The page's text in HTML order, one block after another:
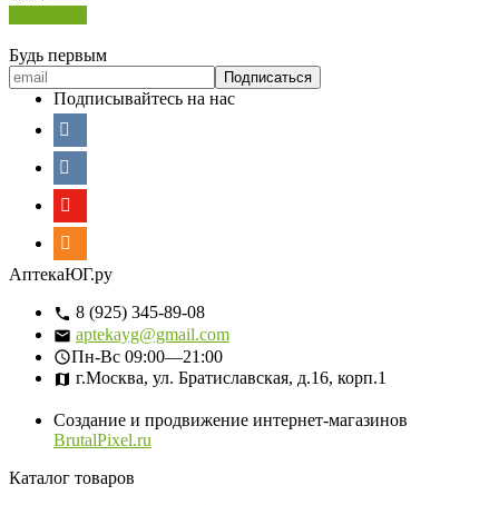
Будь первым
Подписывайтесь на нас
АптекаЮГ.ру
8 (925) 345-89-08
aptekayg@gmail.com
Пн-Вс 09:00—21:00
г.Москва, ул. Братиславская, д.16, корп.1
Создание и продвижение интернет-магазинов
BrutalPixel.ru
Каталог товаров